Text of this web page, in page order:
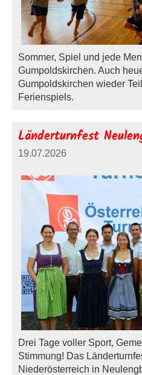
Sommer, Spiel und jede
Gumpoldskirchen. Auch
Gumpoldskirchen wieder
Ferienspiels.
Länderturnfest
19.07.2026
Drei Tage voller Sport,
Stimmung! Das
Niederösterreich in